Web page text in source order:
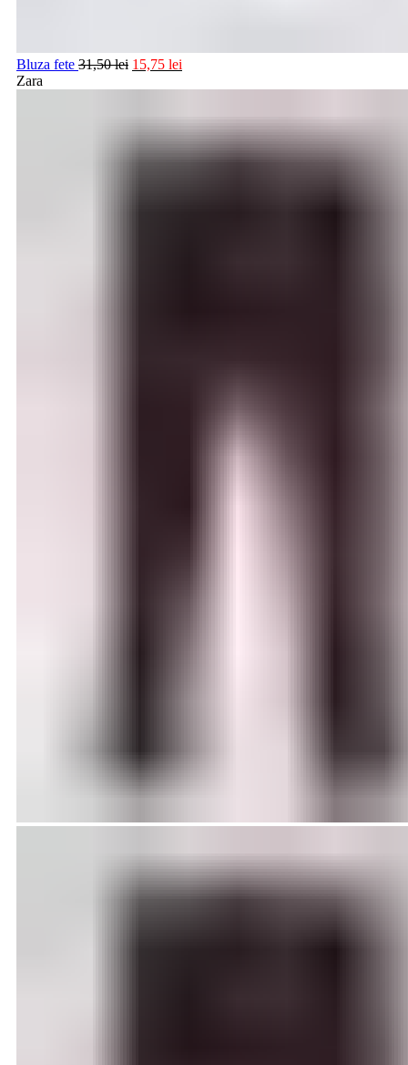
Bluza fete 31,50lei 15,75 lei
Zara